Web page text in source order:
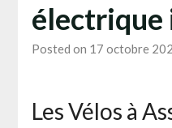
électrique
Posted on 17 octobre
Les Vélos à